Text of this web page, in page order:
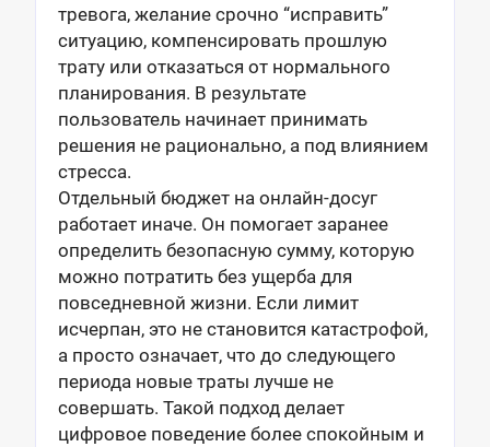
тревога, желание срочно “исправить”
ситуацию, компенсировать прошлую
трату или отказаться от нормального
планирования. В результате
пользователь начинает принимать
решения не рационально, а под влиянием
стресса.
Отдельный бюджет на онлайн-досуг
работает иначе. Он помогает заранее
определить безопасную сумму, которую
можно потратить без ущерба для
повседневной жизни. Если лимит
исчерпан, это не становится катастрофой,
а просто означает, что до следующего
периода новые траты лучше не
совершать. Такой подход делает
цифровое поведение более спокойным и